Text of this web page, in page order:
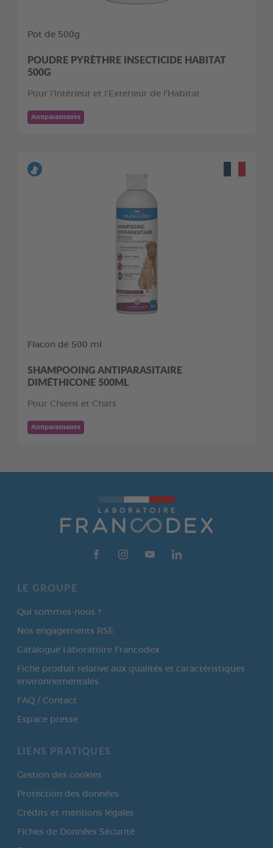
Pot de 500g
POUDRE PYRÈTHRE INSECTICIDE HABITAT
500G
Pour l'Intérieur et l'Exterieur de l'Habitat
Antiparasitaires
Flacon de 500 ml
SHAMPOOING ANTIPARASITAIRE
DIMÉTHICONE 500ML
Pour Chiens et Chats
Antiparasitaires
LE GROUPE
Qui sommes-nous ?
Nos engagements RSE
Catalogue Laboratoire Francodex
Fiche produit relative aux qualités et caractéristiques
environnementales
FAQ / Contact
Espace presse
LIENS PRATIQUES
Gestion des cookies
Protection des données
Crédits et mentions légales
Fiches de Données Sécurité